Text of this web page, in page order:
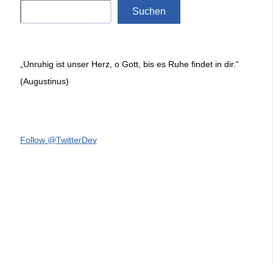
Suchen
„Unruhig ist unser Herz, o Gott, bis es Ruhe findet in dir.“
(Augustinus)
Follow @TwitterDev